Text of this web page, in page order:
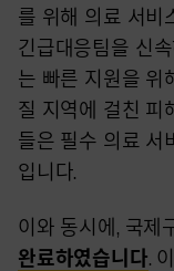
를 위해 의료 서비
긴급대응팀을 신
는 빠른 지원을 위
질 지역에 걸친 피
들은 필수 의료 서
입니다.
이와 동시에, 국제
완료하였습니다.